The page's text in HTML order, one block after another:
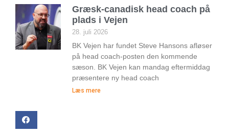
Græsk-canadisk head coach på
plads i Vejen
28. juli 2026
BK Vejen har fundet Steve Hansons afløser
på head coach-posten den kommende
sæson. BK Vejen kan mandag eftermiddag
præsentere ny head coach
Læs mere